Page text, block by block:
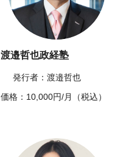
渡邉哲也政経塾
発行者：渡邉哲也
価格：10,000円/月（税込）